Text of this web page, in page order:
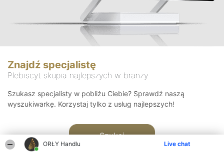
ORŁY Handlu Live chat
Znajdź specjalistę
Plebiscyt skupia najlepszych w branży
Szukasz specjalisty w pobliżu Ciebie? Sprawdź naszą
wyszukiwarkę. Korzystaj tylko z usług najlepszych!
Szukaj